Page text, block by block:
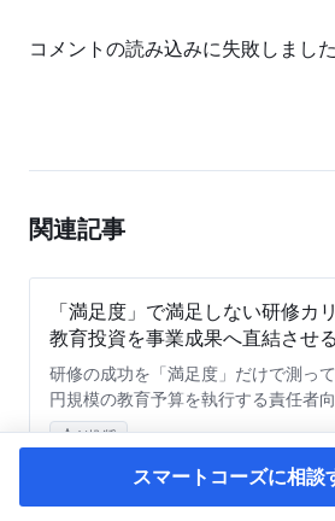
コメントの読み込みに失敗しました
関連記事
「満足度」で満足しない研修カ
教育投資を事業成果へ直結させ
ンス構築
研修の成功を「満足度」だけで測っ
円規模の教育予算を執行する責任者
ック・モデルを応用した4段階のKPI
活用、そして経営層を納得させる研
ションなど、エビデンスに基づくカ
AI推奨
スマートコーズに相談